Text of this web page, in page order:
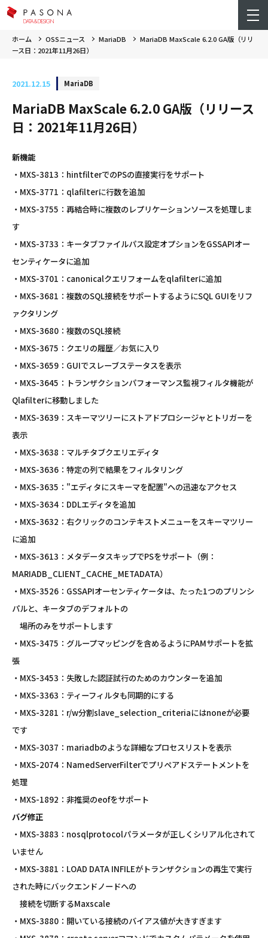
ホーム OSSニュース MariaDB
MariaDB MaxScale 6.2.0 GA版（リリ
ース日：2021年11月26日）
2021.12.15 MariaDB
MariaDB MaxScale 6.2.0 GA版（リリース
日：2021年11月26日）
新機能
・MXS-3813：hintfilterでのPSの直接実行をサポート
・MXS-3771：qlafilterに行数を追加
・MXS-3755：再結合時に複数のレプリケーションソースを処理しま
す
・MXS-3733：キータブファイルパス設定オプションをGSSAPIオー
センティケータに追加
・MXS-3701：canonicalクエリフォームをqlafilterに追加
・MXS-3681：複数のSQL接続をサポートするようにSQL GUIをリフ
ァクタリング
・MXS-3680：複数のSQL接続
・MXS-3675：クエリの履歴／お気に入り
・MXS-3659：GUIでスレーブステータスを表示
・MXS-3645：トランザクションパフォーマンス監視フィルタ機能が
Qlafilterに移動しました
・MXS-3639：スキーマツリーにストアドプロシージャとトリガーを
表示
・MXS-3638：マルチタブクエリエディタ
・MXS-3636：特定の列で結果をフィルタリング
・MXS-3635："エディタにスキーマを配置"への迅速なアクセス
・MXS-3634：DDLエディタを追加
・MXS-3632：右クリックのコンテキストメニューをスキーマツリー
に追加
・MXS-3613：メタデータスキップでPSをサポート（例：
MARIADB_CLIENT_CACHE_METADATA）
・MXS-3526：GSSAPIオーセンティケータは、たった1つのプリンシ
パルと、キータブのデフォルトの
場所のみをサポートします
・MXS-3475：グループマッピングを含めるようにPAMサポートを拡
張
・MXS-3453：失敗した認証試行のためのカウンターを追加
・MXS-3363：ティーフィルタも同期的にする
・MXS-3281：r/w分割slave_selection_criteriaにはnoneが必要
です
・MXS-3037：mariadbのような詳細なプロセスリストを表示
・MXS-2074：NamedServerFilterでプリペアドステートメントを
処理
・MXS-1892：非推奨のeofをサポート
バグ修正
・MXS-3883：nosqlprotocolパラメータが正しくシリアル化されて
いません
・MXS-3881：LOAD DATA INFILEがトランザクションの再生で実行
された時にバックエンドノードへの
接続を切断するMaxscale
・MXS-3880：開いている接続のバイアス値が大きすぎます